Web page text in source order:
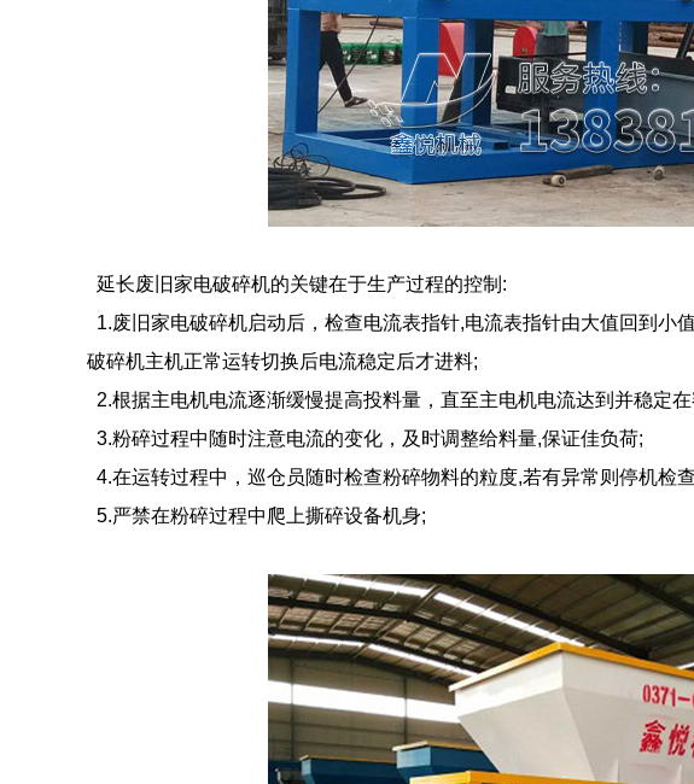
延长废旧家电破碎机的关键在于生产过程的控制:
1.废旧家电破碎机启动后，检查电流表指针,电流表指针由大值回到小
破碎机主机正常运转切换后电流稳定后才进料;
2.根据主电机电流逐渐缓慢提高投料量，直至主电机电流达到并稳定
3.粉碎过程中随时注意电流的变化，及时调整给料量,保证佳负荷;
4.在运转过程中，巡仓员随时检查粉碎物料的粒度,若有异常则停机检
5.严禁在粉碎过程中爬上撕碎设备机身;